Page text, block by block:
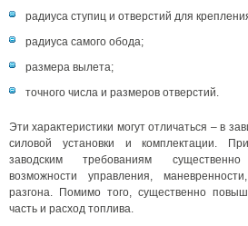
радиуса ступиц и отверстий для
радиуса самого обода;
размера вылета;
точного числа и размеров отверстий.
Эти характеристики могут отличаться – в
силовой установки и комплектации. При
заводским требованиям
возможности управления,
разгона. Помимо того, существенно
часть и расход топлива.